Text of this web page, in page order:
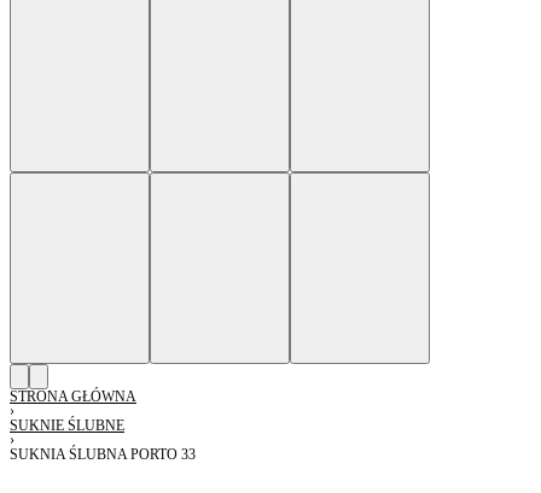
STRONA GŁÓWNA
›
SUKNIE ŚLUBNE
›
SUKNIA ŚLUBNA PORTO 33